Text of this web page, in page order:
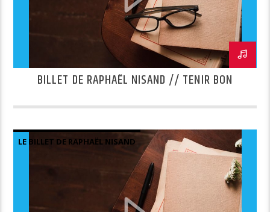
BILLET DE RAPHAËL NISAND // TENIR BON
LE BILLET DE RAPHAËL NISAND